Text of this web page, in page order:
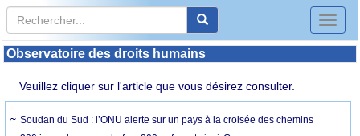
Toggle
Observatoire des droits humains
Veuillez cliquer sur l'article que vous désirez consulter.
Soudan du Sud : l’ONU alerte sur un pays à la croisée des chemins